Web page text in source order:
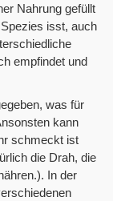
Nahrung gefüllt
isst, auch
empfindet und
was für
kann
schmeckt ist
die Drah, die
In der